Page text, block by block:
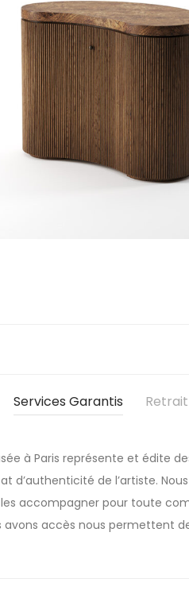
Services Garantis
à Paris représente et édite
d’authenticité de l’artiste.
accompagner pour toute
avons accès nous permettent